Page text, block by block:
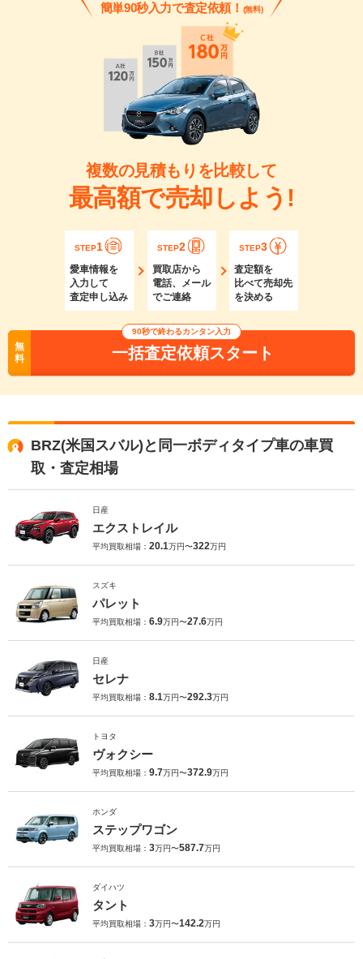
簡単90秒入力で査定依頼！ (無料)
複数の見積もりを比較して
最高額で売却しよう!
STEP1
愛車情報を
入力して
査定申し込み
STEP2
買取店から
電話、メール
でご連絡
STEP3
査定額を
比べて売却先
を決める
無
料
90秒で終わるカンタン入力
一括査定依頼スタート
BRZ(米国スバル)と同一ボディタイプ車の車買
取・査定相場
日産
エクストレイル
平均買取相場： 20.1万円〜322万円
スズキ
パレット
平均買取相場： 6.9万円〜27.6万円
日産
セレナ
平均買取相場： 8.1万円〜292.3万円
トヨタ
ヴォクシー
平均買取相場： 9.7万円〜372.9万円
ホンダ
ステップワゴン
平均買取相場： 3万円〜587.7万円
ダイハツ
タント
平均買取相場： 3万円〜142.2万円